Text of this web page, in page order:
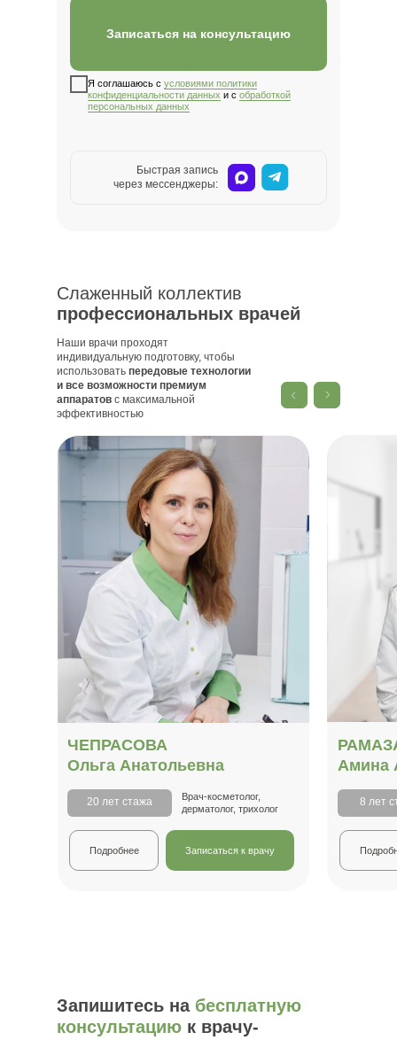
Я соглашаюсь с условиями политики
конфиденциальности данных и с обработкой
персональных данных
Записаться на консультацию
Быстрая запись
через мессенджеры:
Слаженный коллектив
профессиональных врачей
Наши врачи проходят
индивидуальную подготовку, чтобы
использовать передовые технологии
и все возможности премиум
аппаратов с максимальной
эффективностью
ЧЕПРАСОВА
Ольга Анатольевна
20 лет стажа
Врач-косметолог,
дерматолог, трихолог
Подробнее Записаться к врачу
Амина
8 лет
Запишитесь на бесплатную
консультацию к врачу-